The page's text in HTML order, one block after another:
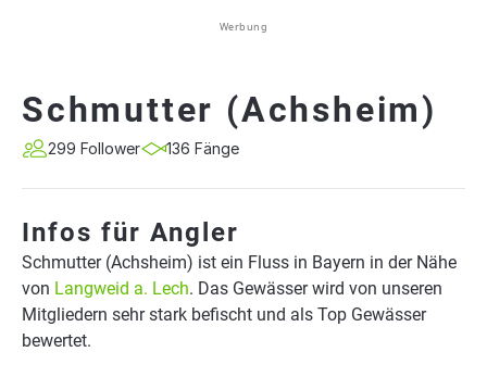
Werbung
Schmutter (Achsheim)
299 Follower 136 Fänge
Infos für Angler
Schmutter (Achsheim) ist ein Fluss in Bayern in der Nähe
von Langweid a. Lech. Das Gewässer wird von unseren
Mitgliedern sehr stark befischt und als Top Gewässer
bewertet.